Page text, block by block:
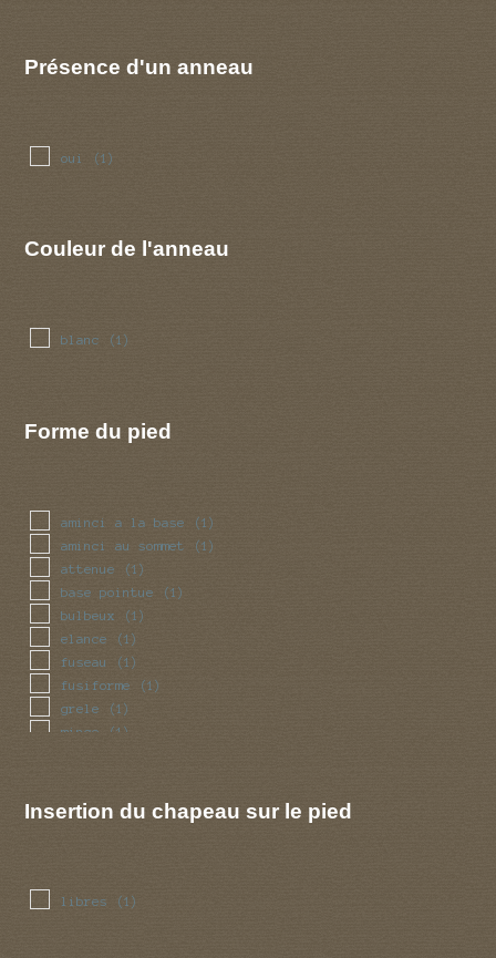
Présence d'un anneau
oui (1)
Couleur de l'anneau
blanc (1)
Forme du pied
aminci a la base (1)
aminci au sommet (1)
attenue (1)
base pointue (1)
bulbeux (1)
elance (1)
fuseau (1)
fusiforme (1)
grele (1)
mince (1)
Insertion du chapeau sur le pied
libres (1)